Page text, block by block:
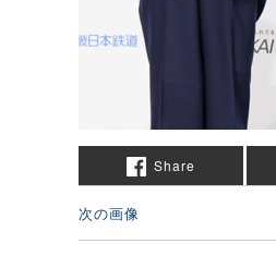
Share
次の画像